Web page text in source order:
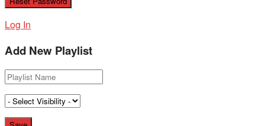
Log In
Add New Playlist